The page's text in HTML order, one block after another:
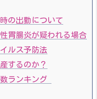
の出勤について
胃腸炎が疑われる場合
ルス予防法
するのか？
ランキング